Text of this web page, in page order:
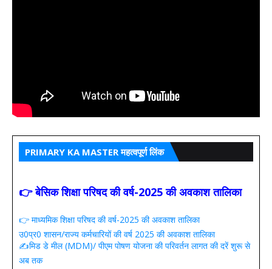
PRIMARY KA MASTER महत्वपूर्ण लिंक
👉 बेसिक शिक्षा परिषद की वर्ष-2025 की अवकाश तालिका
👉 माध्यमिक शिक्षा परिषद की वर्ष-2025 की अवकाश तालिका
उ0प्र0 शासन/राज्य कर्मचारियों की वर्ष 2025 की अवकाश तालिका
✍️मिड डे मील (MDM)/ पीएम पोषण योजना की परिवर्तन लागत की दरें शुरू से
अब तक